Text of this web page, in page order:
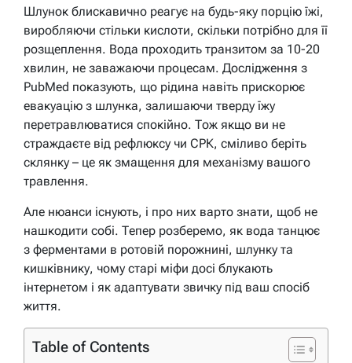
Шлунок блискавично реагує на будь-яку порцію їжі,
виробляючи стільки кислоти, скільки потрібно для її
розщеплення. Вода проходить транзитом за 10-20
хвилин, не заважаючи процесам. Дослідження з
PubMed показують, що рідина навіть прискорює
евакуацію з шлунка, залишаючи тверду їжу
перетравлюватися спокійно. Тож якщо ви не
страждаєте від рефлюксу чи СРК, сміливо беріть
склянку – це як змащення для механізму вашого
травлення.
Але нюанси існують, і про них варто знати, щоб не
нашкодити собі. Тепер розберемо, як вода танцює
з ферментами в ротовій порожнині, шлунку та
кишківнику, чому старі міфи досі блукають
інтернетом і як адаптувати звичку під ваш спосіб
життя.
Table of Contents